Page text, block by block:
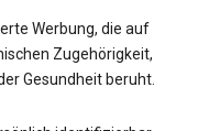
Werbung, die auf
Zugehörigkeit,
Gesundheit beruht.